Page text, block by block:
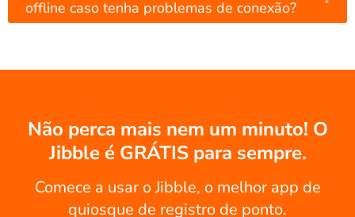
offline caso tenha problemas de conexão?
Não perca mais nem um minuto! O
Jibble é GRÁTIS para sempre.
Comece a usar o Jibble, o melhor app de
quiosque de registro de ponto.